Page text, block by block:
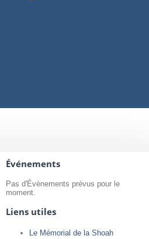
Événements
Pas d'Évènements prévus pour le
moment.
Liens utiles
Le Mémorial de la Shoah